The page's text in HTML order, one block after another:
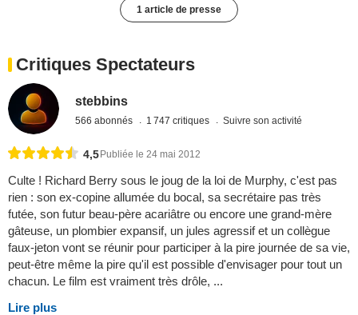
1 article de presse
Critiques Spectateurs
stebbins
566 abonnés 1 747 critiques Suivre son activité
4,5 Publiée le 24 mai 2012
Culte ! Richard Berry sous le joug de la loi de Murphy, c'est pas
rien : son ex-copine allumée du bocal, sa secrétaire pas très
futée, son futur beau-père acariâtre ou encore une grand-mère
gâteuse, un plombier expansif, un jules agressif et un collègue
faux-jeton vont se réunir pour participer à la pire journée de sa vie,
peut-être même la pire qu'il est possible d'envisager pour tout un
chacun. Le film est vraiment très drôle, ...
Lire plus